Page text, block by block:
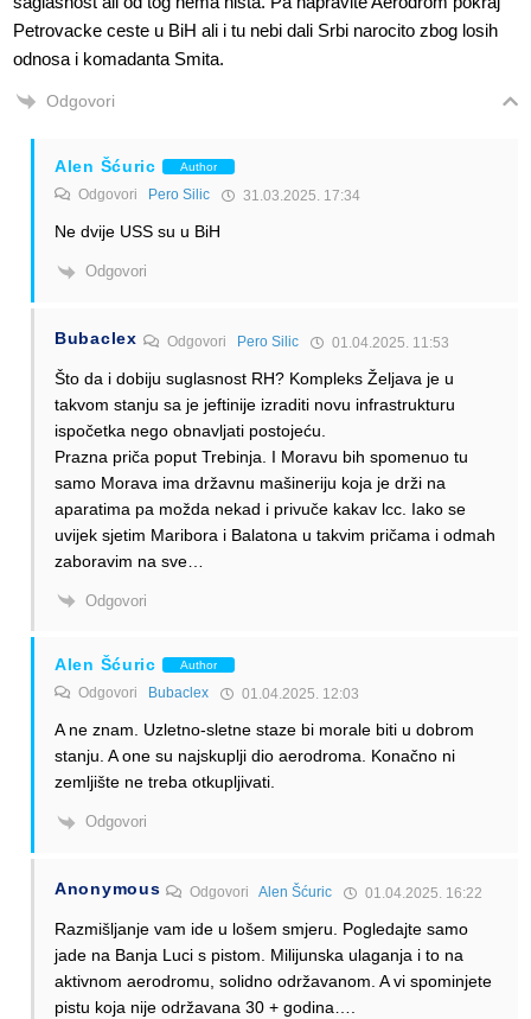
Petrovacke ceste u BiH ali i tu nebi dali Srbi narocito zbog losih
odnosa i komadanta Smita.
Odgovori
Alen Šćuric Author
Odgovori Pero Silic 31.03.2025. 17:34
Ne dvije USS su u BiH
Odgovori
Bubaclex Odgovori Pero Silic 01.04.2025. 11:53
Što da i dobiju suglasnost RH? Kompleks Željava je u
takvom stanju sa je jeftinije izraditi novu infrastrukturu
ispočetka nego obnavljati postojeću.
Prazna priča poput Trebinja. I Moravu bih spomenuo tu
samo Morava ima državnu mašineriju koja je drži na
aparatima pa možda nekad i privuče kakav lcc. Iako se
uvijek sjetim Maribora i Balatona u takvim pričama i odmah
zaboravim na sve…
Odgovori
Alen Šćuric Author
Odgovori Bubaclex 01.04.2025. 12:03
A ne znam. Uzletno-sletne staze bi morale biti u dobrom
stanju. A one su najskuplji dio aerodroma. Konačno ni
zemljište ne treba otkupljivati.
Odgovori
Anonymous OdgovoriAlen Šćuric 01.04.2025. 16:22
Razmišljanje vam ide u lošem smjeru. Pogledajte samo
jade na Banja Luci s pistom. Milijunska ulaganja i to na
aktivnom aerodromu, solidno održavanom. A vi spominjete
pistu koja nije održavana 30 + godina….